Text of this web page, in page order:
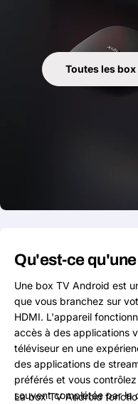
Toutes les box
Qu'est-ce
Une box TV Android est
que vous branchez sur
HDMI. L'appareil
accès à des applications
téléviseur en une
des applications de
préférés et vous
souvent complétée par la
La box TV Android